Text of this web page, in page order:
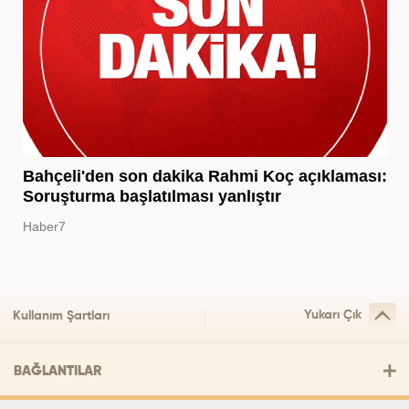
Bahçeli'den son dakika Rahmi Koç açıklaması:
Soruşturma başlatılması yanlıştır
Haber7
Kullanım Şartları Yukarı Çık
BAĞLANTILAR